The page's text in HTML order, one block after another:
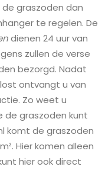
graszoden dan
te regelen. De
dienen 24 uur van
zullen de verse
bezorgd. Nadat
ontvangt u van
Zo weet u
de graszoden kunt
komt de graszoden
Hier komen alleen
hier ook direct